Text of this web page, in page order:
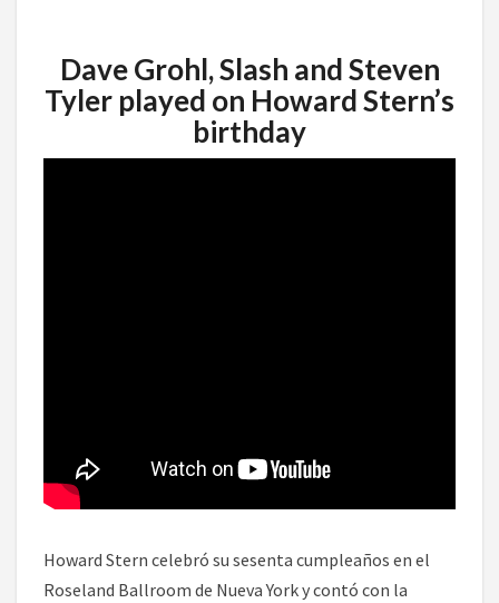
Dave Grohl, Slash and Steven
Tyler played on Howard Stern’s
birthday
Howard Stern celebró su sesenta cumpleaños en el
Roseland Ballroom de Nueva York y contó con la